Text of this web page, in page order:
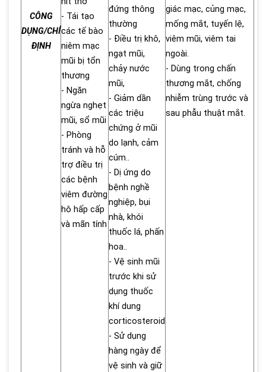
CÔNG
DỤNG/CHỈ
ĐỊNH
- Tái tạo
các tế bào
niêm mạc
mũi bị tổn
thương
- Ngăn
ngừa nghẹt
mũi, sổ mũi
- Phòng
tránh và hỗ
trợ điều trị
các bệnh
viêm đường
hô hấp cấp
và mãn tính
đứng thông
thường
- Điều trị khô,
ngạt mũi,
chảy nước
mũi,
- Giảm dần
các triệu
chứng ở mũi
do lạnh, cảm
cúm..
- Dị ứng do
bệnh nghề
nghiệp, bụi
nhà, khói
thuốc lá, phấn
hoa..
- Vệ sinh mũi
trước khi sử
dụng thuốc
khí dung
corticosteroid
- Sử dụng
hàng ngày để
vệ sinh và giữ
giác mạc, củng mạc,
mống mắt, tuyến lệ,
viêm mũi, viêm tai
ngoài.
- Dùng trong chấn
thương mắt, chống
nhiễm trùng trước và
sau phẫu thuật mắt.